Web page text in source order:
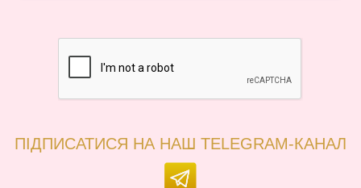
ПІДПИСАТИСЯ НА НАШ TELEGRAM-КАНАЛ